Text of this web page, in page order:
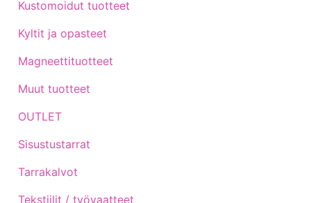
Kustomoidut tuotteet
Kyltit ja opasteet
Magneettituotteet
Muut tuotteet
OUTLET
Sisustustarrat
Tarrakalvot
Tekstiilit / työvaatteet